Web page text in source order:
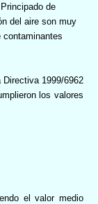
Principado de
del aire son muy
Directiva 1999/6962
los valores
el valor medio